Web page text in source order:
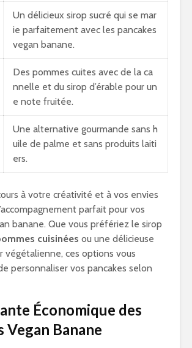
Un délicieux sirop sucré qui se mar
ie parfaitement avec les pancakes
vegan banane.
Des pommes cuites avec de la ca
nnelle et du sirop d’érable pour un
e note fruitée.
Une alternative gourmande sans h
uile de palme et sans produits laiti
ers.
à votre créativité et à vos envies
parfait pour vos
banane. Que vous préfériez le sirop
cuisinées ou une délicieuse
végétalienne, ces options vous
personnaliser vos pancakes selon
Économique des
Vegan Banane